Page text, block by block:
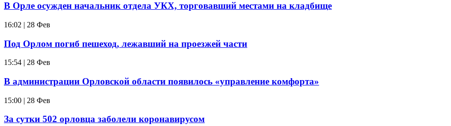
В Орле осужден начальник отдела УКХ, торговавший местами на кладбище
16:02 | 28 Фев
Под Орлом погиб пешеход, лежавший на проезжей части
15:54 | 28 Фев
В администрации Орловской области появилось «управление комфорта»
15:00 | 28 Фев
За сутки 502 орловца заболели коронавирусом